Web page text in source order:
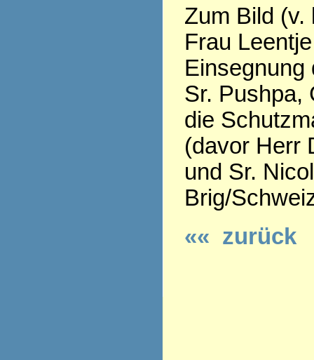
Zum Bild (v.
Frau
Einsegnung
Sr. Pushpa,
die
(davor Herr
und Sr.
Brig/
«« zurück